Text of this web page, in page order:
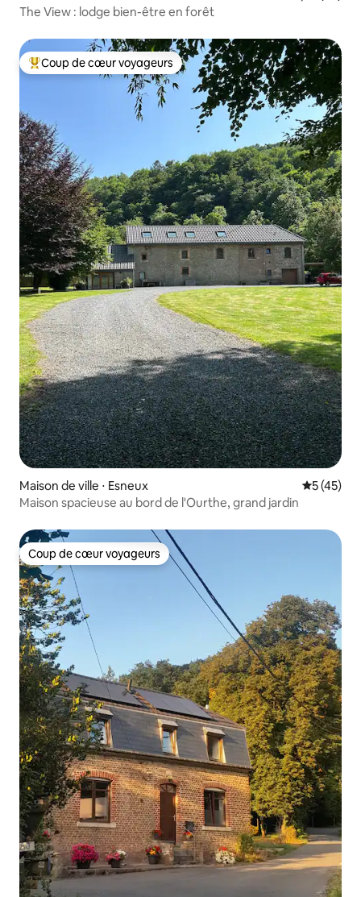
The View : lodge bien-être en forêt
Coups de cœur voyageurs les plus appréciés
Coup de cœur voyageurs
Maison de ville ⋅ Esneux
5 (45)
Maison spacieuse au bord de l'Ourthe, grand jardin
Coup de cœur voyageurs
Coup de cœur voyageurs